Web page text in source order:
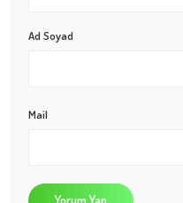
Ad Soyad
Mail